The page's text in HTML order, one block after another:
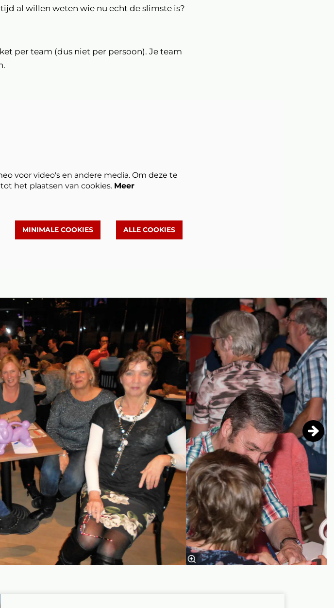
al willen weten wie nu echt de slimste is?
per team (dus niet per persoon). Je team
voor video's en andere media. Om deze te
het plaatsen van cookies. Meer
MINIMALE COOKIES ALLE COOKIES